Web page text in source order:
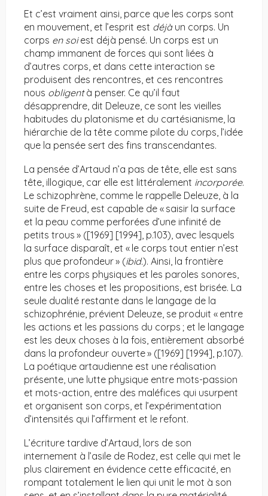
Et c’est vraiment ainsi, parce que les corps sont
en mouvement, et l’esprit est déjàun corps. Un
corps en soiest déjà pensé. Un corps est un
champ immanent de forces qui sont liées à
d’autres corps, et dans cette interaction se
produisent des rencontres, et ces rencontres
nous obligentà penser. Ce qu’il faut
désapprendre, dit Deleuze, ce sont les vieilles
habitudes du platonisme et du cartésianisme, la
hiérarchie de la tête comme pilote du corps, l’idée
que la pensée sert des fins transcendantes.
La pensée d’Artaud n’a pas de tête, elle est sans
tête, illogique, car elle est littéralement incorporée.
Le schizophrène, comme le rappelle Deleuze, à la
suite de Freud, est capable de « saisir la surface
et la peau comme perforées d’une infinité de
petits trous » ([1969] [1994], p.103), avec lesquels
la surface disparaît, et « le corps tout entier n’est
plus que profondeur » (ibid.). Ainsi, la frontière
entre les corps physiques et les paroles sonores,
entre les choses et les propositions, est brisée. La
seule dualité restante dans le langage de la
schizophrénie, prévient Deleuze, se produit « entre
les actions et les passions du corps ; et le langage
est les deux choses à la fois, entièrement absorbé
dans la profondeur ouverte » ([1969] [1994], p.107).
La poétique artaudienne est une réalisation
présente, une lutte physique entre mots-passion
et mots-action, entre des maléfices qui usurpent
et organisent son corps, et l’expérimentation
d’intensités qui l’affirment et le refont.
L’écriture tardive d’Artaud, lors de son
internement à l’asile de Rodez, est celle qui met le
plus clairement en évidence cette efficacité, en
rompant totalement le lien qui unit le mot à son